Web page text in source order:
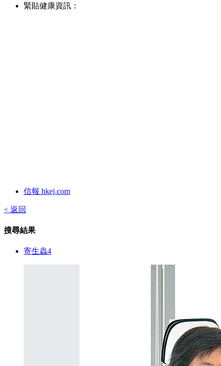
緊貼健康資訊：
信報 hkej.com
< 返回
搜尋結果
寄生蟲4